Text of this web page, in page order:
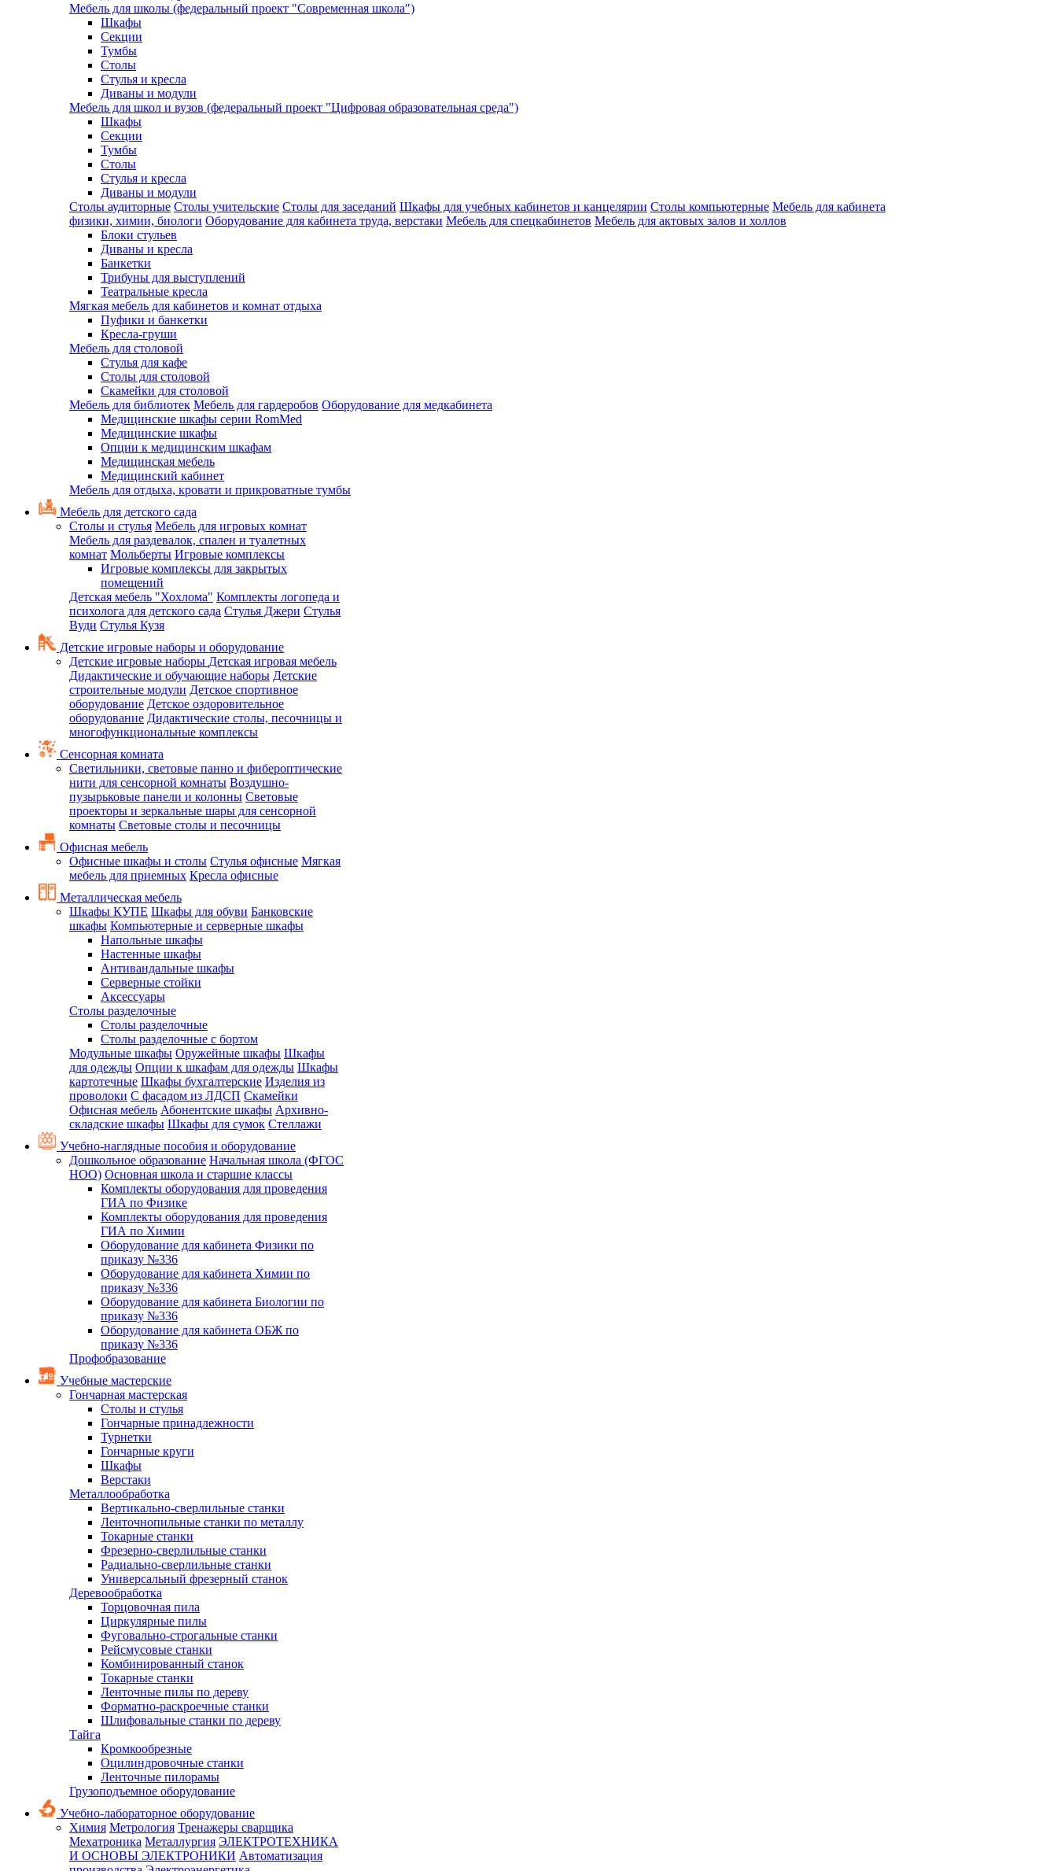
Мебель для школы (федеральный проект "Современная школа")
Шкафы
Секции
Тумбы
Столы
Стулья и кресла
Диваны и модули
Мебель для школ и вузов (федеральный проект "Цифровая образовательная среда")
Шкафы
Секции
Тумбы
Столы
Стулья и кресла
Диваны и модули
Столы аудиторные Столы учительские Столы для заседаний Шкафы для учебных кабинетов и канцелярии Столы компьютерные Мебель для кабинета
физики, химии, биологи Оборудование для кабинета труда, верстаки Мебель для спецкабинетов Мебель для актовых залов и холлов
Блоки стульев
Диваны и кресла
Банкетки
Трибуны для выступлений
Театральные кресла
Мягкая мебель для кабинетов и комнат отдыха
Пуфики и банкетки
Кресла-груши
Мебель для столовой
Cтулья для кафе
Cтолы для столовой
Скамейки для столовой
Мебель для библиотек Мебель для гардеробов Оборудование для медкабинета
Медицинские шкафы серии RomMed
Медицинские шкафы
Опции к медицинским шкафам
Медицинская мебель
Медицинский кабинет
Мебель для отдыха, кровати и прикроватные тумбы
Мебель для детского сада
Столы и стулья Мебель для игровых комнат
Мебель для раздевалок, спален и туалетных
комнат Мольберты Игровые комплексы
Игровые комплексы для закрытых
помещений
Детская мебель "Хохлома" Комплекты логопеда и
психолога для детского сада Стулья Джери Стулья
Вуди Стулья Кузя
Детские игровые наборы и оборудование
Детские игровые наборы Детская игровая мебель
Дидактические и обучающие наборы Детские
строительные модули Детское спортивное
оборудование Детское оздоровительное
оборудование Дидактические столы, песочницы и
многофункциональные комплексы
Сенсорная комната
Светильники, световые панно и фибероптические
нити для сенсорной комнаты Воздушно-
пузырьковые панели и колонны Световые
проекторы и зеркальные шары для сенсорной
комнаты Световые столы и песочницы
Офисная мебель
Офисные шкафы и столы Стулья офисные Мягкая
мебель для приемных Кресла офисные
Металлическая мебель
Шкафы КУПЕ Шкафы для обуви Банковские
шкафы Компьютерные и серверные шкафы
Напольные шкафы
Настенные шкафы
Антивандальные шкафы
Серверные стойки
Аксессуары
Столы разделочные
Столы разделочные
Столы разделочные с бортом
Модульные шкафы Оружейные шкафы Шкафы
для одежды Опции к шкафам для одежды Шкафы
картотечные Шкафы бухгалтерские Изделия из
проволоки С фасадом из ЛДСП Скамейки
Офисная мебель Абонентские шкафы Архивно-
складские шкафы Шкафы для сумок Стеллажи
Учебно-наглядные пособия и оборудование
Дошкольное образование Начальная школа (ФГОС
НОО) Основная школа и старшие классы
Комплекты оборудования для проведения
ГИА по Физике
Комплекты оборудования для проведения
ГИА по Химии
Оборудование для кабинета Физики по
приказу №336
Оборудование для кабинета Химии по
приказу №336
Оборудование для кабинета Биологии по
приказу №336
Оборудование для кабинета ОБЖ по
приказу №336
Профобразование
Учебные мастерские
Гончарная мастерская
Столы и стулья
Гончарные принадлежности
Турнетки
Гончарные круги
Шкафы
Верстаки
Металлообработка
Вертикально-сверлильные станки
Ленточнопильные станки по металлу
Токарные станки
Фрезерно-сверлильные станки
Радиально-сверлильные станки
Универсальный фрезерный станок
Деревообработка
Торцовочная пила
Циркулярные пилы
Фуговально-строгальные станки
Рейсмусовые станки
Комбинированный станок
Токарные станки
Ленточные пилы по дереву
Форматно-раскроечные станки
Шлифовальные станки по дереву
Тайга
Кромкообрезные
Оцилиндровочные станки
Ленточные пилорамы
Грузоподъемное оборудование
Учебно-лабораторное оборудование
Химия Метрология Тренажеры сварщика
Мехатроника Металлургия ЭЛЕКТРОТЕХНИКА
И ОСНОВЫ ЭЛЕКТРОНИКИ Автоматизация